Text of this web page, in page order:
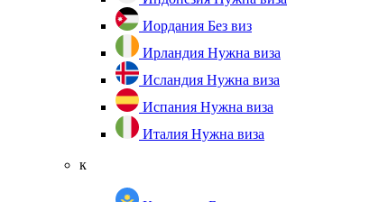
Иордания Без виз
Ирландия Нужна виза
Исландия Нужна виза
Испания Нужна виза
Италия Нужна виза
к